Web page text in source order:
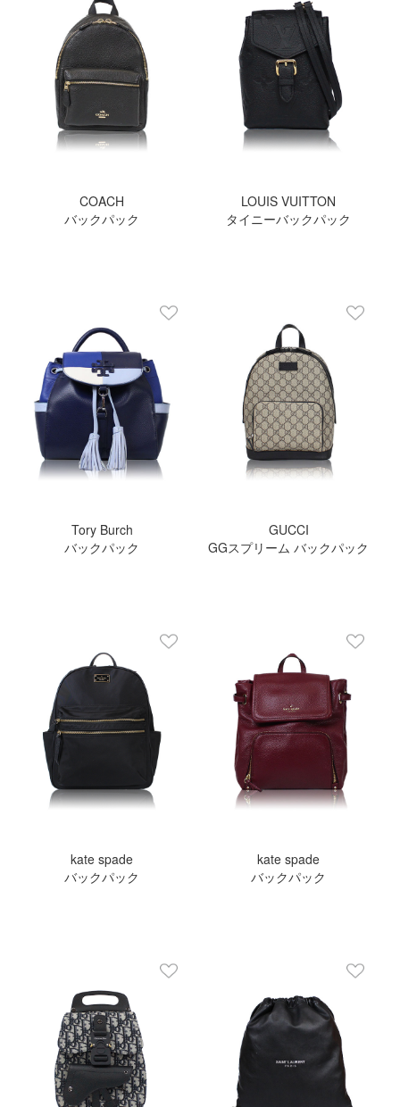
COACH
バックパック
LOUIS VUITTON
タイニーバックパック
Tory Burch
バックパック
GUCCI
GGスプリーム バックパック
kate spade
バックパック
kate spade
バックパック